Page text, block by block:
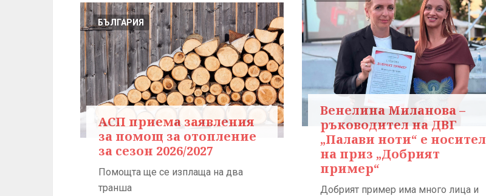
БЪЛГАРИЯ
АСП приема заявления
за помощ за отопление
за сезон 2026/2027
Помощта ще се изплаща на два
транша
Венелина Миланова –
ръководител на ДВГ
„Палави ноти“ е носител
на приз „Добрият
пример“
Добрият пример има много лица и